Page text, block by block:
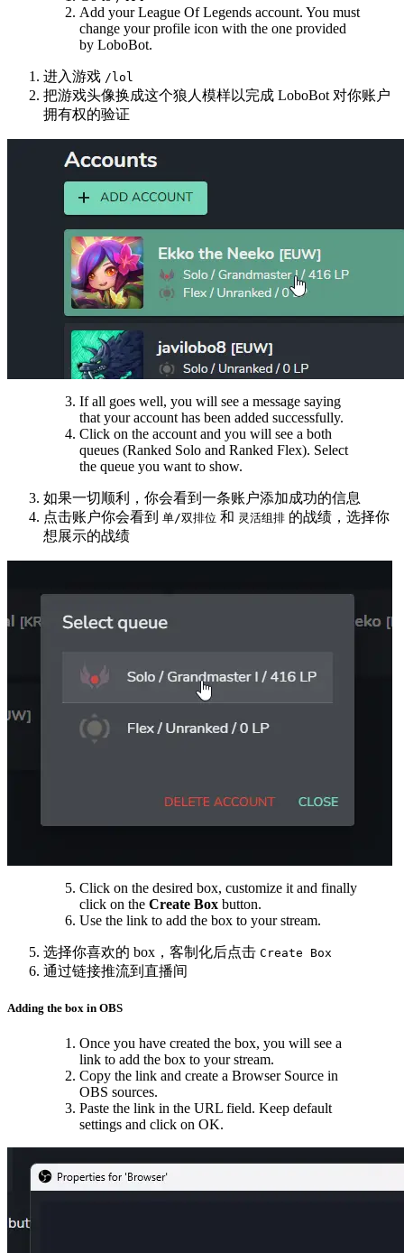
Add your League Of Legends account. You must
change your profile icon with the one provided
by LoboBot.
进入游戏 /lol
把游戏头像换成这个狼人模样以完成 LoboBot 对你账户
拥有权的验证
If all goes well, you will see a message saying
that your account has been added successfully.
Click on the account and you will see a both
queues (Ranked Solo and Ranked Flex). Select
the queue you want to show.
如果一切顺利，你会看到一条账户添加成功的信息
点击账户你会看到 单/双排位 和 灵活组排 的战绩，选择你
想展示的战绩
Click on the desired box, customize it and finally
click on the Create Box button.
Use the link to add the box to your stream.
选择你喜欢的 box，客制化后点击 Create Box
通过链接推流到直播间
Adding the box in OBS
Once you have created the box, you will see a
link to add the box to your stream.
Copy the link and create a Browser Source in
OBS sources.
Paste the link in the URL field. Keep default
settings and click on OK.